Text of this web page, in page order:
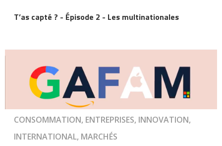
T’as capté ? - Épisode 2 - Les multinationales
CONSOMMATION, ENTREPRISES, INNOVATION,
INTERNATIONAL, MARCHÉS